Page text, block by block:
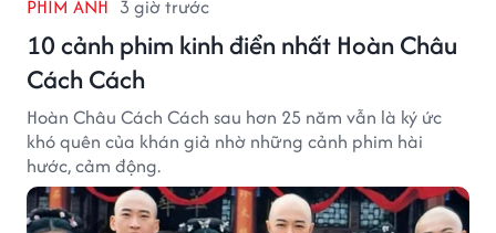
PHIM ẢNH 3 giờ trước
10 cảnh phim kinh điển nhất Hoàn Châu
Cách Cách
Hoàn Châu Cách Cách sau hơn 25 năm vẫn là ký ức
khó quên của khán giả nhờ những cảnh phim hài
hước, cảm động.